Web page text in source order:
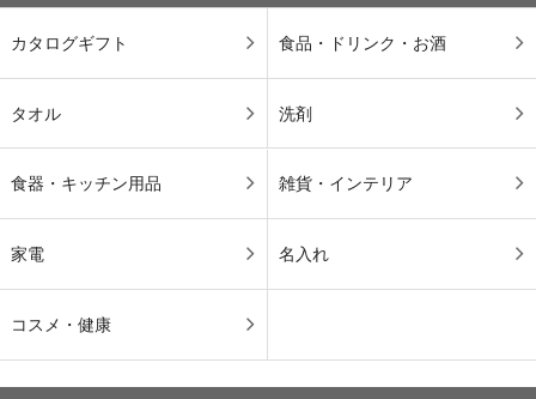
カタログギフト 食品・ドリンク・お酒
タオル 洗剤
食器・キッチン用品 雑貨・インテリア
家電 名入れ
コスメ・健康